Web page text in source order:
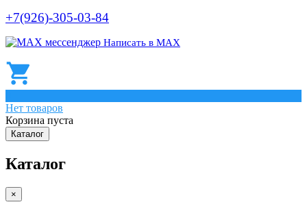
+7(926)-305-03-84
Написать в МАХ
Нет товаров
Корзина пуста
Каталог
Каталог
×